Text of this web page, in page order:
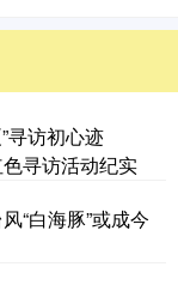
寻访初心迹
寻访活动纪实
“白海豚”或成今